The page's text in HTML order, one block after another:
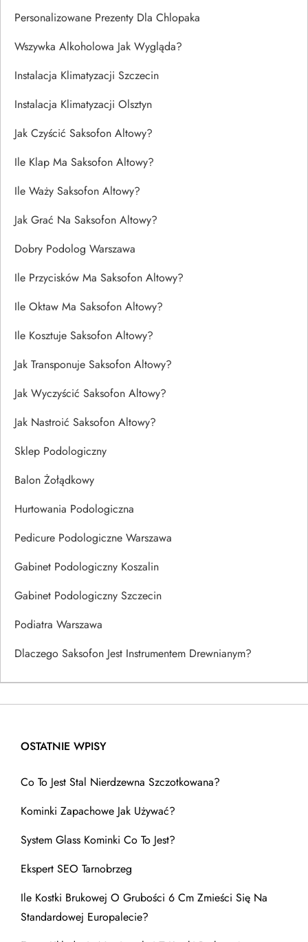
Personalizowane Prezenty Dla Chlopaka
Wszywka Alkoholowa Jak Wygląda?
Instalacja Klimatyzacji Szczecin
Instalacja Klimatyzacji Olsztyn
Jak Czyścić Saksofon Altowy?
Ile Klap Ma Saksofon Altowy?
Ile Waży Saksofon Altowy?
Jak Grać Na Saksofon Altowy?
Dobry Podolog Warszawa
Ile Przycisków Ma Saksofon Altowy?
Ile Oktaw Ma Saksofon Altowy?
Ile Kosztuje Saksofon Altowy?
Jak Transponuje Saksofon Altowy?
Jak Wyczyścić Saksofon Altowy?
Jak Nastroić Saksofon Altowy?
Sklep Podologiczny
Balon Żołądkowy
Hurtowania Podologiczna
Pedicure Podologiczne Warszawa
Gabinet Podologiczny Koszalin
Gabinet Podologiczny Szczecin
Podiatra Warszawa
Dlaczego Saksofon Jest Instrumentem Drewnianym?
OSTATNIE WPISY
Co To Jest Stal Nierdzewna Szczotkowana?
Kominki Zapachowe Jak Używać?
System Glass Kominki Co To Jest?
Ekspert SEO Tarnobrzeg
Ile Kostki Brukowej O Grubości 6 Cm Zmieści Się Na
Standardowej Europalecie?